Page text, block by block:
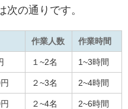
次の通りです。
作業人数 作業時間
１~2名 1~3時間
２~3名 2~4時間
２~4名 2~6時間